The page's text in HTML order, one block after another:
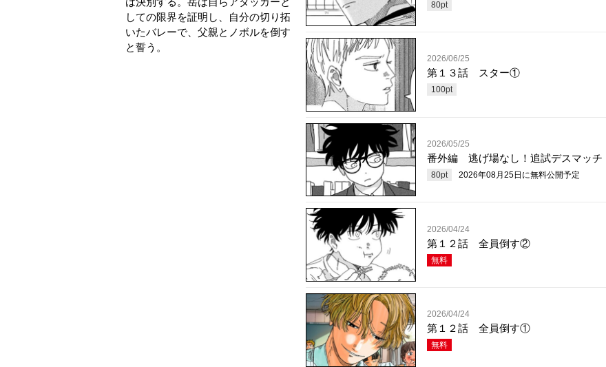
しての限界を証明し、自分の切り拓
いたバレーで、父親とノボルを倒す
と誓う。
80pt
2026/06/25
第１３話 スター①
100pt
2026/05/25
番外編 逃げ場なし！追試デスマッチ
80pt 2026年08月25日 に無料公開予定
2026/04/24
第１２話 全員倒す②
無料
2026/04/24
第１２話 全員倒す①
無料